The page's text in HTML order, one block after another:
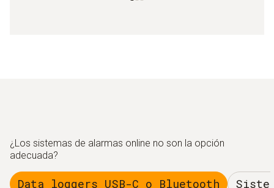
¿Los sistemas de alarmas online no son la opción
adecuada?
Data loggers USB-C o Bluetooth